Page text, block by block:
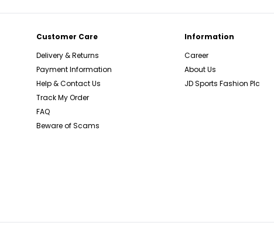
Customer Care
Delivery & Returns
Payment Information
Help & Contact Us
Track My Order
FAQ
Beware of Scams
Information
Career
About Us
JD Sports Fashion Plc